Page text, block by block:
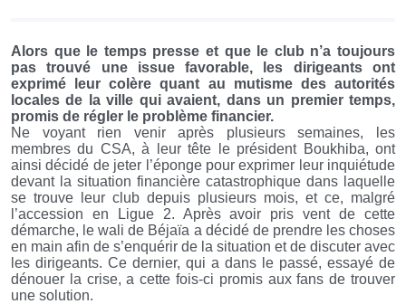
Alors que le temps presse et que le club n’a toujours
pas trouvé une issue favorable, les dirigeants ont
exprimé leur colère quant au mutisme des autorités
locales de la ville qui avaient, dans un premier temps,
promis de régler le problème financier.
Ne voyant rien venir après plusieurs semaines, les
membres du CSA, à leur tête le président Boukhiba, ont
ainsi décidé de jeter l’éponge pour exprimer leur inquiétude
devant la situation financière catastrophique dans laquelle
se trouve leur club depuis plusieurs mois, et ce, malgré
l’accession en Ligue 2. Après avoir pris vent de cette
démarche, le wali de Béjaïa a décidé de prendre les choses
en main afin de s’enquérir de la situation et de discuter avec
les dirigeants. Ce dernier, qui a dans le passé, essayé de
dénouer la crise, a cette fois-ci promis aux fans de trouver
une solution.